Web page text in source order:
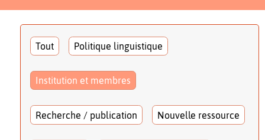
Tout Politique linguistique
Institution et membres
Recherche / publication Nouvelle ressource